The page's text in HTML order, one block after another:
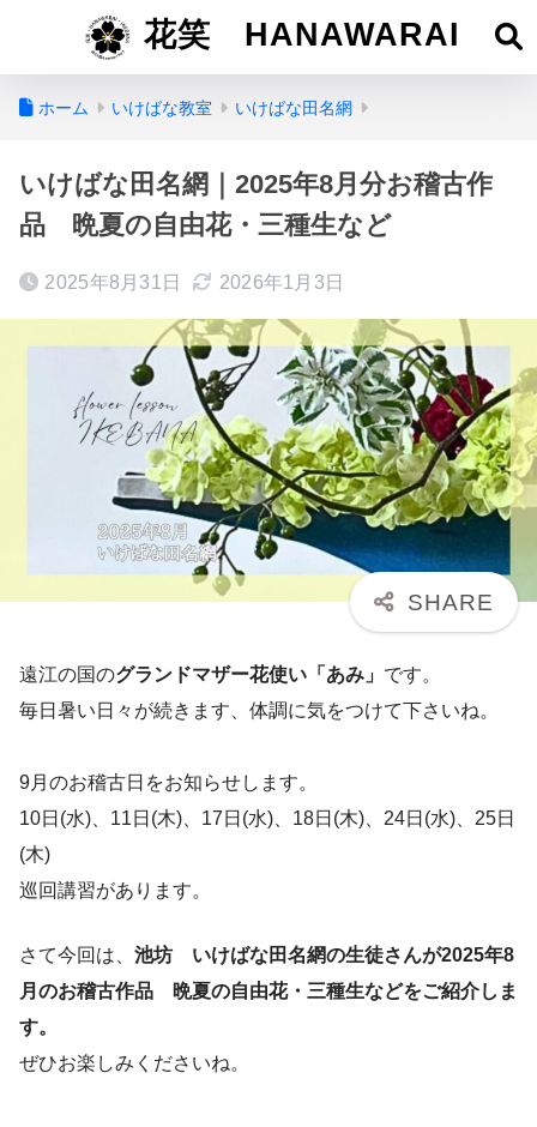
花笑 HANAWARAI
ホーム いけばな教室 いけばな田名網
いけばな田名網｜2025年8月分お稽古作
品 晩夏の自由花・三種生など
2025年8月31日 2026年1月3日
遠江の国のグランドマザー花使い「あみ」 です。
毎日暑い日々が続きます、体調に気をつけて下さいね。
9月のお稽古日をお知らせします。
10日(水)、11日(木)、17日(水)、18日(木)、24日(水)、25日
(木)
巡回講習があります。
さて今回は、 池坊 いけばな田名網の生徒さんが2025年8
月のお稽古作品 晩夏の自由花・三種生などをご紹介しま
す。
ぜひお楽しみくださいね。